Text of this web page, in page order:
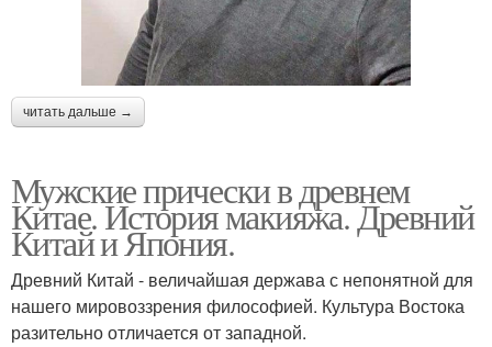
читать дальше →
Мужские прически в древнем
Китае. История макияжа. Древний
Китай и Япония.
Древний Китай - величайшая держава с непонятной для
нашего мировоззрения философией. Культура Востока
разительно отличается от западной.